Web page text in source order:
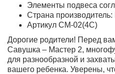
Элементы подвеса
Страна производитель:
Артикул СМ-02(4С)
Дорогие родители! Перед
Савушка – Мастер 2,
для разнообразной и
вашего ребенка. Уверены,